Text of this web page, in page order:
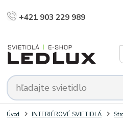
+421 903 229 989
Úvod INTERIÉROVÉ SVIETIDLÁ